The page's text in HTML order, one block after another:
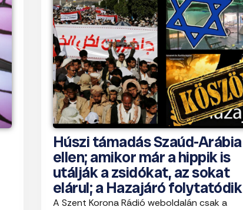
Húszi támadás Szaúd-Arábia
ellen; amikor már a hippik is
utálják a zsidókat, az sokat
elárul; a Hazajáró folytatódik
A Szent Korona Rádió weboldalán csak a